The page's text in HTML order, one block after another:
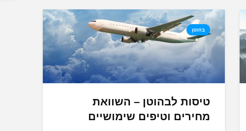
בהוטן
טיסות לבהוטן – השוואת
מחירים וטיפים שימושיים